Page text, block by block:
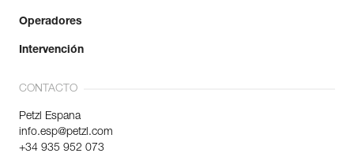
Operadores
Intervención
CONTACTO
Petzl Espana
info.esp@petzl.com
+34 935 952 073